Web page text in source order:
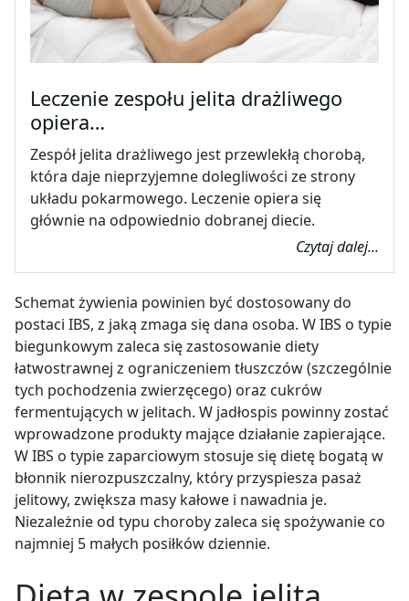
Leczenie zespołu jelita drażliwego
opiera…
Zespół jelita drażliwego jest przewlekłą chorobą,
która daje nieprzyjemne dolegliwości ze strony
układu pokarmowego. Leczenie opiera się
głównie na odpowiednio dobranej diecie.
Czytaj dalej...
Schemat żywienia powinien być dostosowany do
postaci IBS, z jaką zmaga się dana osoba. W IBS o typie
biegunkowym zaleca się zastosowanie diety
łatwostrawnej z ograniczeniem tłuszczów (szczególnie
tych pochodzenia zwierzęcego) oraz cukrów
fermentujących w jelitach. W jadłospis powinny zostać
wprowadzone produkty mające działanie zapierające.
W IBS o typie zaparciowym stosuje się dietę bogatą w
błonnik nierozpuszczalny, który przyspiesza pasaż
jelitowy, zwiększa masy kałowe i nawadnia je.
Niezależnie od typu choroby zaleca się spożywanie co
najmniej 5 małych posiłków dziennie.